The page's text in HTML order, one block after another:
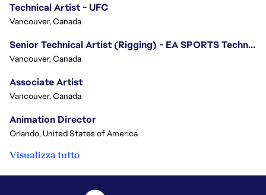
Technical Artist - UFC
Vancouver, Canada
Senior Technical Artist (Rigging) - EA SPORTS Technology
Vancouver, Canada
Associate Artist
Vancouver, Canada
Animation Director
Orlando, United States of America
Visualizza tutto